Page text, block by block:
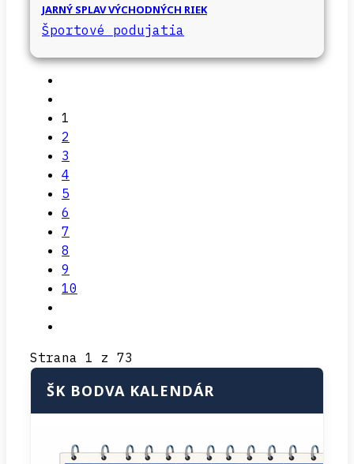
JARNÝ SPLAV VÝCHODNÝCH RIEK
Športové podujatia
1
2
3
4
5
6
7
8
9
10
Strana 1 z 73
ŠK BODVA KALENDÁR